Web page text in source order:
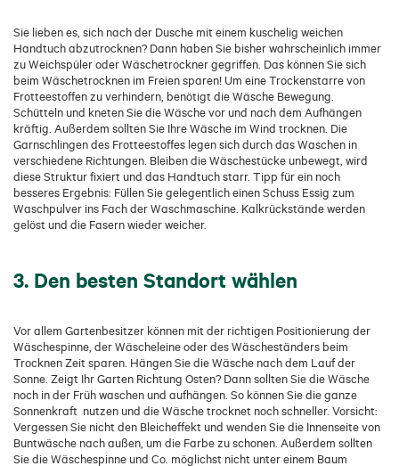
Sie lieben es, sich nach der Dusche mit einem kuschelig weichen
Handtuch abzutrocknen? Dann haben Sie bisher wahrscheinlich immer
zu Weichspüler oder Wäschetrockner gegriffen. Das können Sie sich
beim Wäschetrocknen im Freien sparen! Um eine Trockenstarre von
Frotteestoffen zu verhindern, benötigt die Wäsche Bewegung.
Schütteln und kneten Sie die Wäsche vor und nach dem Aufhängen
kräftig. Außerdem sollten Sie Ihre Wäsche im Wind trocknen. Die
Garnschlingen des Frotteestoffes legen sich durch das Waschen in
verschiedene Richtungen. Bleiben die Wäschestücke unbewegt, wird
diese Struktur fixiert und das Handtuch starr. Tipp für ein noch
besseres Ergebnis: Füllen Sie gelegentlich einen Schuss Essig zum
Waschpulver ins Fach der Waschmaschine. Kalkrückstände werden
gelöst und die Fasern wieder weicher.
3. Den besten Standort wählen
Vor allem Gartenbesitzer können mit der richtigen Positionierung der
Wäschespinne, der Wäscheleine oder des Wäscheständers beim
Trocknen Zeit sparen. Hängen Sie die Wäsche nach dem Lauf der
Sonne. Zeigt Ihr Garten Richtung Osten? Dann sollten Sie die Wäsche
noch in der Früh waschen und aufhängen. So können Sie die ganze
Sonnenkraft nutzen und die Wäsche trocknet noch schneller. Vorsicht:
Vergessen Sie nicht den Bleicheffekt und wenden Sie die Innenseite von
Buntwäsche nach außen, um die Farbe zu schonen. Außerdem sollten
Sie die Wäschespinne und Co. möglichst nicht unter einem Baum